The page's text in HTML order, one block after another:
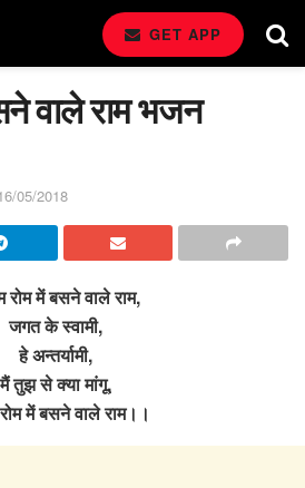
GET APP
वाले राम भजन
05/2018
रोम में बसने वाले राम,
जगत के स्वामी,
हे अन्तर्यामी,
मैं तुझ से क्या मांगू,
में बसने वाले राम।।